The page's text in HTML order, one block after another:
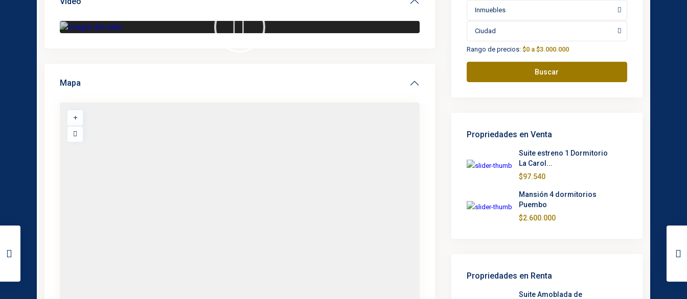
Mapa
Inmuebles
Ciudad
Rango de precios: $0 a $3.000.000
Buscar
Propriedades en Venta
Suite estreno 1 Dormitorio
La Carol...
$97.540
Mansión 4 dormitorios
Puembo
$2.600.000
Propriedades en Renta
Suite Amoblada de